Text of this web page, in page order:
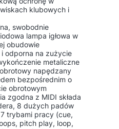
klubowych i
swobodnie
lampa igłowa w
obudowie
odporna na zużycie
metaliczne
napędzany
bezpośrednim o
obrotowym
zgodna z MIDI składa
8 dużych padów
trybami pracy (cue,
pitch play, loop,